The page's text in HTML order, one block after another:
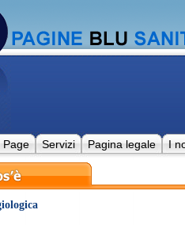
Page Servizi Pagina legale I